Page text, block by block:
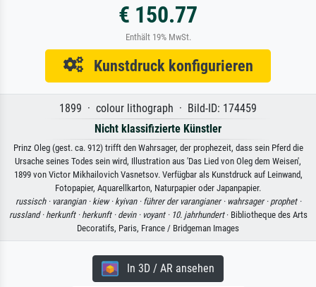
€ 150.77
Enthält 19% MwSt.
Kunstdruck konfigurieren
1899 · colour lithograph · Bild-ID: 174459
Nicht klassifizierte Künstler
Prinz Oleg (gest. ca. 912) trifft den Wahrsager, der prophezeit, dass sein Pferd die
Ursache seines Todes sein wird, Illustration aus 'Das Lied von Oleg dem Weisen',
1899 von Victor Mikhailovich Vasnetsov. Verfügbar als Kunstdruck auf Leinwand,
Fotopapier, Aquarellkarton, Naturpapier oder Japanpapier.
russisch · varangian · kiew · kyivan · führer der varangianer · wahrsager · prophet ·
russland · herkunft · herkunft · devin · voyant · 10. jahrhundert· Bibliotheque des Arts
Decoratifs, Paris, France / Bridgeman Images
In 3D / AR ansehen